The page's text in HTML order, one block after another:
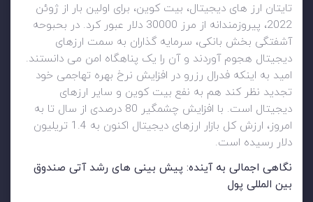
تایتان ارز های دیجیتال، بیت کوین، برای اولین بار از ژوئن
2022، پیروزمندانه از مرز 30000 دلار عبور کرد. در بحبوحه
آشفتگی بخش بانکی، سرمایه گذاران به سمت ارزهای
دیجیتال هجوم آوردند و آن را یک پناهگاه امن می دانستند.
امید به اینکه فدرال رزرو در افزایش نرخ بهره تهاجمی خود
تجدید نظر کند هم به نفع بیت کوین و سایر ارزهای
دیجیتال است. با افزایش چشمگیر 80 درصدی از سال تا به
امروز، ارزش کل بازار ارزهای دیجیتال اکنون به 1.4 تریلیون
دلار رسیده است.
نگاهی اجمالی به آینده: پیش بینی های رشد آتی صندوق
بین المللی پول